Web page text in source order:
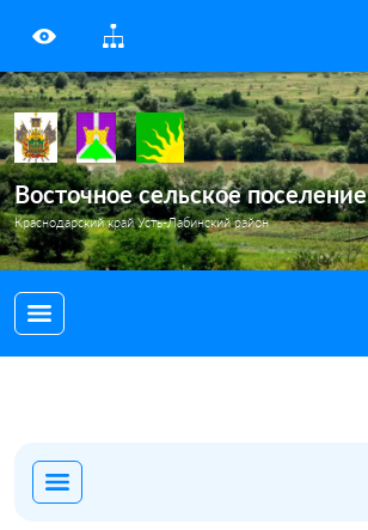
Восточное сельское поселение
Краснодарский край Усть-Лабинский район